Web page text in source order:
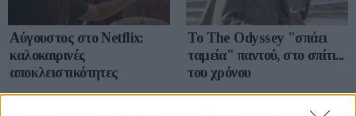
Αύγουστος στο Netflix:
καλοκαιρινές
αποκλειστικότητες
To The Odyssey "σπάει
ταμεία" παντού, στο σπίτι...
του χρόνου